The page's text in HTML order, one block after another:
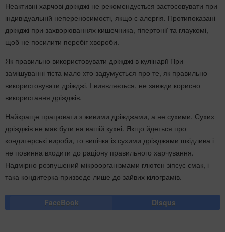
Неактивні харчові дріжджі не рекомендується застосовувати при
індивідуальній непереносимості, якщо є алергія. Протипоказані
дріжджі при захворюваннях кишечника, гіпертонії та глаукомі,
щоб не посилити перебіг хвороби.
Як правильно використовувати дріжджі в кулінарії При
замішуванні тіста мало хто задумується про те, як правильно
використовувати дріжджі. І виявляється, не завжди корисно
використання дріжджів.
Найкраще працювати з живими дріжджами, а не сухими. Сухих
дріжджів не має бути на вашій кухні. Якщо йдеться про
кондитерські вироби, то випічка із сухими дріжджами шкідлива і
не повинна входити до раціону правильного харчування.
Надмірно розпушений мікроорганізмами глютен зіпсує смак, і
така кондитерка призведе лише до зайвих кілограмів.
FaceBook Disqus